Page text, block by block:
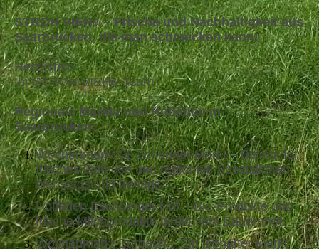
STROH VIEH®– Frische und Nachhaltigkeit aus
Saarbrücken, die man schmecken kann!
Herzlichst,
Ihr STROH VIEH®-Team
Regionale Märkte und Hofläden in
Saarbrücken:
Wochenmarkt St. Johanner Markt – Beliebt für
frisches Gemüse und regionale Spezialitäten,
dienstags und freitags.
Hofladen Eschberger Hof – Bio-Produkte und
frische Milchprodukte direkt vom Bauernhof.
Wochenmarkt Burbach – Ein lebhafter Markt